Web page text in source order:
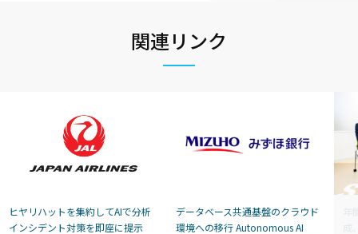
関連リンク
ヒヤリハットを集約してAIで分析
インシデント対策を即座に提示
データベース共通基盤のクラウド
環境への移行 Autonomous AI
年
成